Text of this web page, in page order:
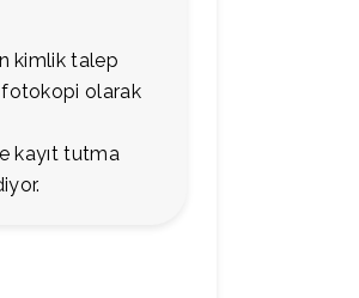
kimlik talep
fotokopi olarak
kayıt tutma